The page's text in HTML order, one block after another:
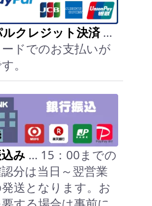
クレジット決済…
ドでのお支払いが
。
み … 15：00までの
分は当日～翌営業
送となります。お